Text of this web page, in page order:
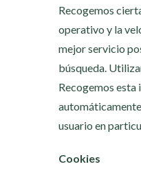
Recogemos
operativo y la
mejor servicio
búsqueda.
Recogemos
usuario en
Cookies